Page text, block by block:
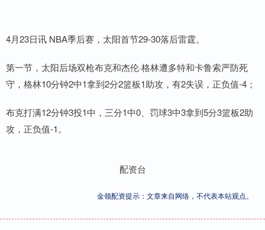
4月23日讯 NBA季后赛，太阳首节29-30落后雷霆。
第一节，太阳后场双枪布克和杰伦·格林遭多特和卡鲁索严防死
守，格林10分钟2中1拿到2分2篮板1助攻，有2失误，正负值-4；
布克打满12分钟3投1中，三分1中0、罚球3中3拿到5分3篮板2助
攻，正负值-1。
配资台
金领配资提示：文章来自网络，不代表本站观点。